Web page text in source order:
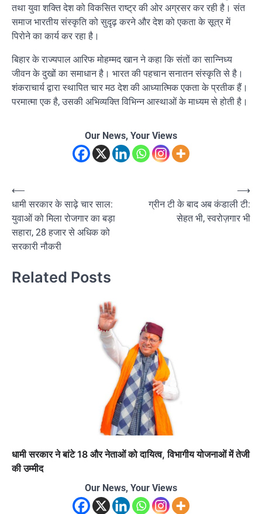
तथा युवा शक्ति देश को विकसित राष्ट्र की ओर अग्रसर कर रही है। संत
समाज भारतीय संस्कृति को सुदृढ़ करने और देश को एकता के सूत्र में
पिरोने का कार्य कर रहा है।
बिहार के राज्यपाल आरिफ मोहम्मद खान ने कहा कि संतों का सान्निध्य
जीवन के दुखों का समाधान है। भारत की पहचान सनातन संस्कृति से है।
शंकराचार्य द्वारा स्थापित चार मठ देश की आध्यात्मिक एकता के प्रतीक हैं।
परमात्मा एक है, उसकी अभिव्यक्ति विभिन्न आस्थाओं के माध्यम से होती है।
Our News, Your Views
Post
navigation
⟵
धामी सरकार के साढ़े चार साल:
युवाओं को मिला रोजगार का बड़ा
सहारा, 28 हजार से अधिक को
सरकारी नौकरी
ग्रीन टी के बाद अब कंडाली टी:
सेहत भी, स्वरोज़गार भी
⟶
Related Posts
धामी सरकार ने बांटे 18 और नेताओं को दायित्व, विभागीय योजनाओं में तेजी
की उम्मीद
Our News, Your Views